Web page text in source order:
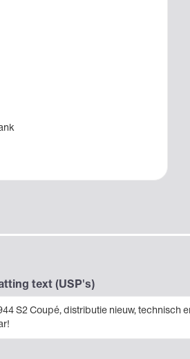
text (USP's)
S2 Coupé, distributie nieuw, technisch